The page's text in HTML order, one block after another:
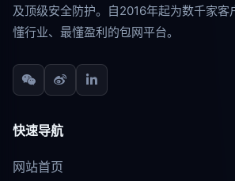
及顶级安全防护。自2016年起为数千家客
懂行业、最懂盈利的包网平台。
快速导航
网站首页